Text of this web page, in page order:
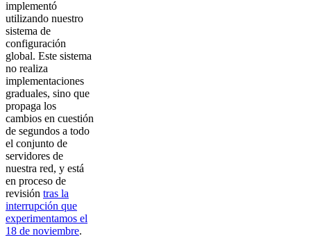
implementó
utilizando nuestro
sistema de
configuración
global. Este sistema
no realiza
implementaciones
graduales, sino que
propaga los
cambios en cuestión
de segundos a todo
el conjunto de
servidores de
nuestra red, y está
en proceso de
revisión tras la
interrupción que
experimentamos el
18 de noviembre.